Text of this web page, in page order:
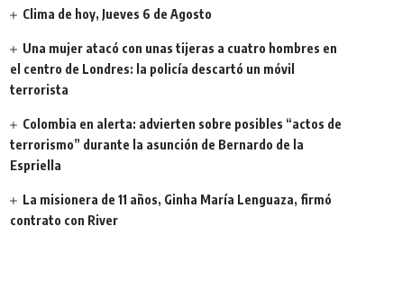
Clima de hoy, Jueves 6 de Agosto
Una mujer atacó con unas tijeras a cuatro hombres en
el centro de Londres: la policía descartó un móvil
terrorista
Colombia en alerta: advierten sobre posibles “actos de
terrorismo” durante la asunción de Bernardo de la
Espriella
La misionera de 11 años, Ginha María Lenguaza, firmó
contrato con River